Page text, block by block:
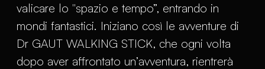
valicare lo "spazio e tempo”, entrando in
mondi fantastici. Iniziano così le avventure di
Dr GAUT WALKING STICK, che ogni volta
dopo aver affrontato un’avventura, rientrerà